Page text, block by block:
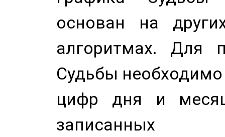
основан на
алгоритмах. Для
Судьбы
цифр дня и
записанных